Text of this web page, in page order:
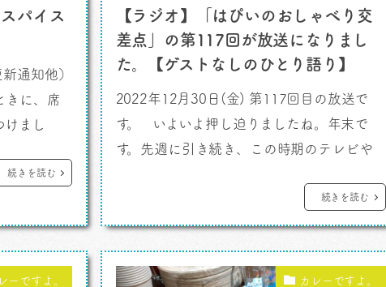
パイス
通知他）
きに、席
まし
い。そん
向かうこ
パイスカ
続きを読む
【ラジオ】「はぴいのおしゃべり交
差点」の第117回が放送になりまし
た。【ゲストなしのひとり語り】
2022年12月30日(金) 第117回目の放送で
す。 いよいよ押し迫りましたね。年末で
す。先週に引き続き、この時期のテレビや
り」を「はぴいのおしゃべり交差点」でも
やってみようと思いました。もうちょっと皆
さんにわたしのブログを見てもらおうと
（笑）パーソナリティのはぴいの毎日更新
続きを読む
ーですよ。 カレーですよ。